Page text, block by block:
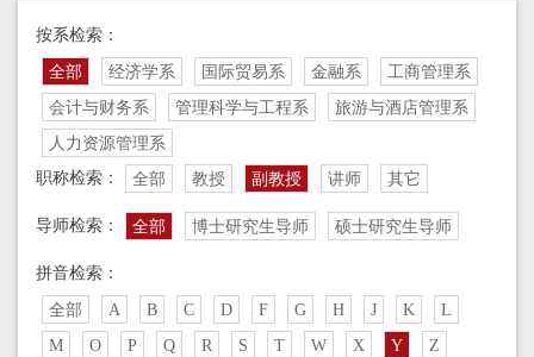
按系检索：
全部 经济学系 国际贸易系 金融系
工商管理系
会计与财务系
管理科学与工程系
旅游与酒店管理系
人力资源管理系
职称检索：
全部 教授 副教授 讲师 其它
导师检索： 全部 博士研究生导师 硕士研究生导师
拼音检索：
全部 A B C D F G H J K
L
M
O P Q R S T W X Y Z